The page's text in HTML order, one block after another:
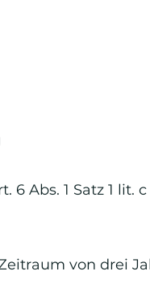
Abs. 1 Satz 1 lit.
von drei